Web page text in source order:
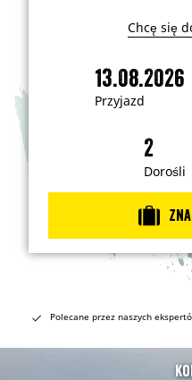
G
i
e
c
ć
?
Przyjazd
13.08.2026
Dorośli
Polecane przez naszych